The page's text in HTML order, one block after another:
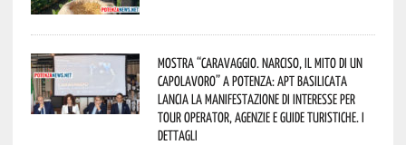
Mostra “Caravaggio. Narciso, il mito di un
capolavoro” a Potenza: APT Basilicata
lancia la manifestazione di interesse per
Tour Operator, Agenzie e Guide Turistiche. I
dettagli